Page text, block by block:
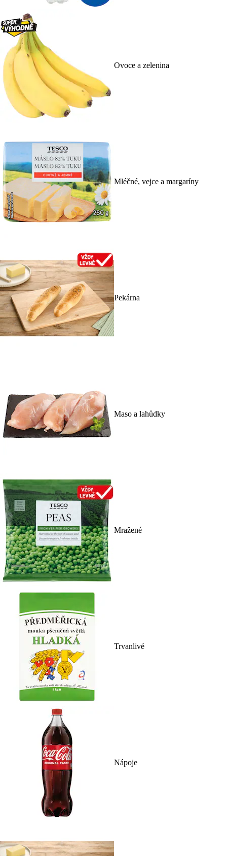
Ovoce a zelenina
Mléčné, vejce a margaríny
Pekárna
Maso a lahůdky
Mražené
Trvanlivé
Nápoje